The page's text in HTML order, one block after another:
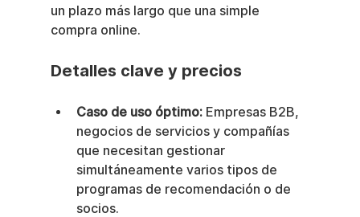
un plazo más largo que una simple
compra online.
Detalles clave y precios
Caso de uso óptimo: Empresas B2B,
negocios de servicios y compañías
que necesitan gestionar
simultáneamente varios tipos de
programas de recomendación o de
socios.